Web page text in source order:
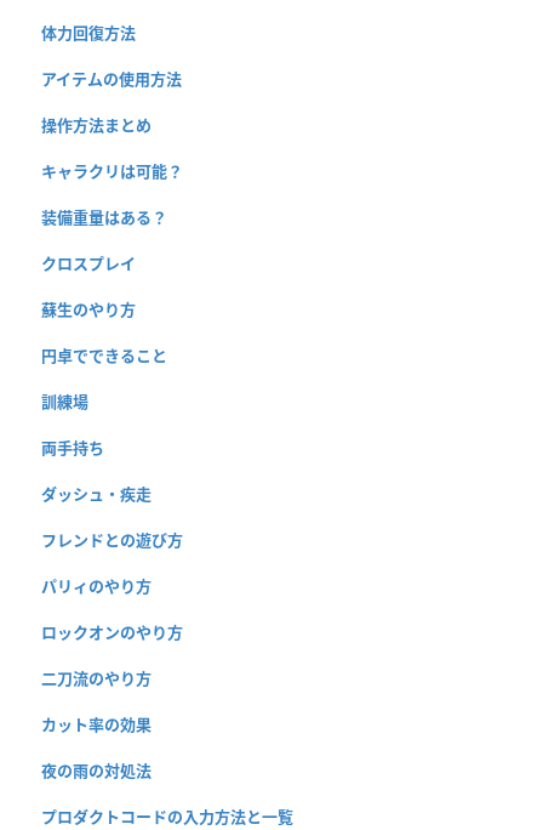
体力回復方法
アイテムの使用方法
操作方法まとめ
キャラクリは可能？
装備重量はある？
クロスプレイ
蘇生のやり方
円卓でできること
訓練場
両手持ち
ダッシュ・疾走
フレンドとの遊び方
パリィのやり方
ロックオンのやり方
二刀流のやり方
カット率の効果
夜の雨の対処法
プロダクトコードの入力方法と一覧